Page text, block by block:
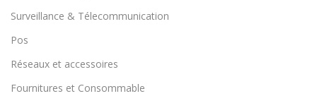
Surveillance & Télecommunication
Pos
Réseaux et accessoires
Fournitures et Consommable